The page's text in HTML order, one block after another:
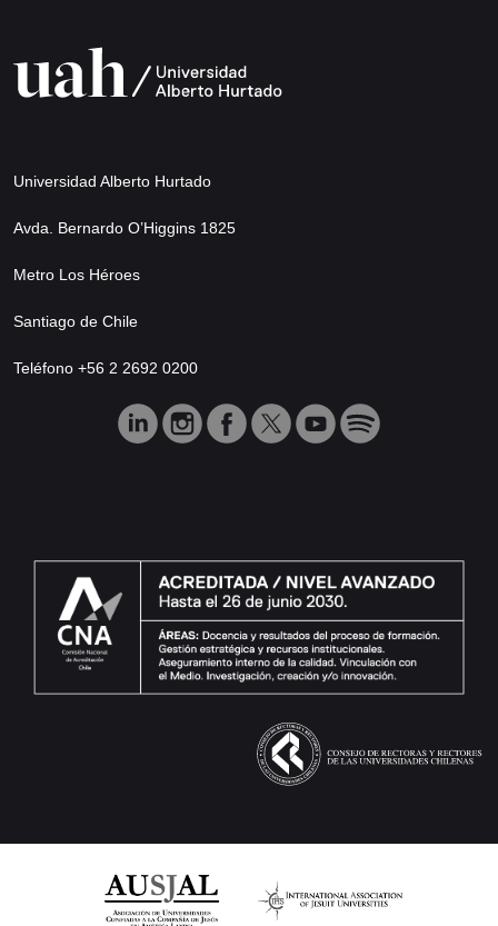
Universidad Alberto Hurtado
Avda. Bernardo O’Higgins 1825
Metro Los Héroes
Santiago de Chile
Teléfono +56 2 2692 0200